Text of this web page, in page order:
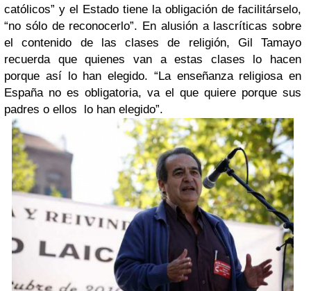
católicos” y el Estado tiene la obligación de facilitárselo,
“no sólo de reconocerlo”. En alusión a lascríticas sobre
el contenido de las clases de religión, Gil Tamayo
recuerda que quienes van a estas clases lo hacen
porque así lo han elegido. “La enseñanza religiosa en
España no es obligatoria, va el que quiere porque sus
padres o ellos lo han elegido”.